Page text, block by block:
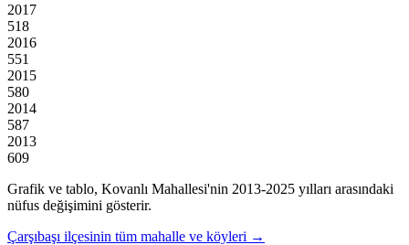
2017
518
2016
551
2015
580
2014
587
2013
609
Grafik ve tablo, Kovanlı Mahallesi'nin 2013-2025 yılları arasındaki
nüfus değişimini gösterir.
Çarşıbaşı ilçesinin tüm mahalle ve köyleri →